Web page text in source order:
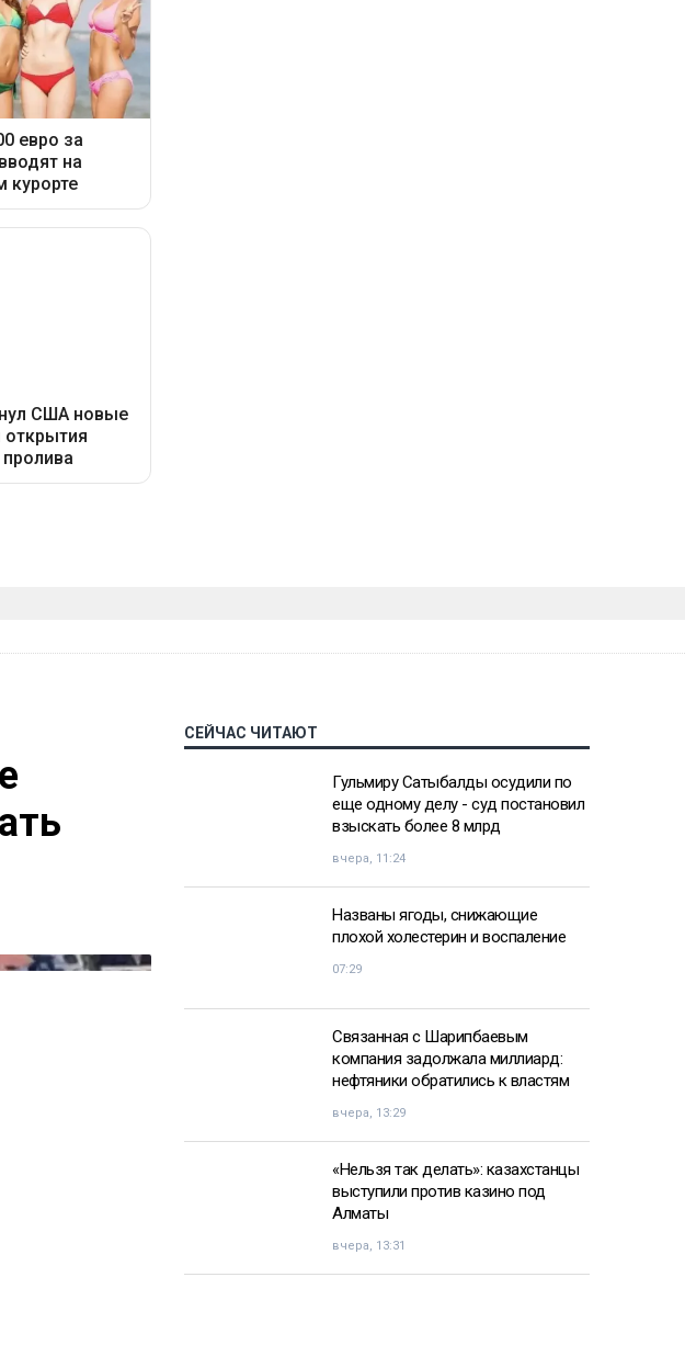
СЕЙЧАС ЧИТАЮТ
Гульмиру Сатыбалды осудили по
еще одному делу - суд постановил
взыскать более 8 млрд
вчера, 11:24
Названы ягоды, снижающие
плохой холестерин и воспаление
07:29
Связанная с Шарипбаевым
компания задолжала миллиард:
нефтяники обратились к властям
вчера, 13:29
«Нельзя так делать»: казахстанцы
выступили против казино под
Алматы
вчера, 13:31